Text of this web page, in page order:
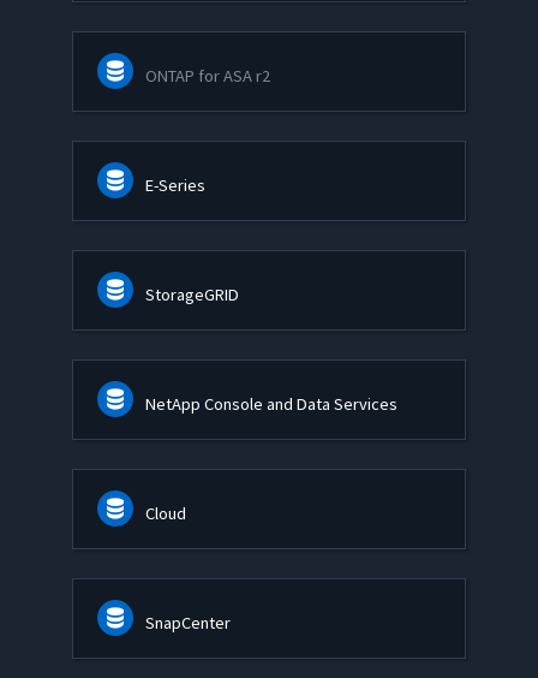
ONTAP for ASA r2
E-Series
StorageGRID
NetApp Console and Data Services
Cloud
SnapCenter